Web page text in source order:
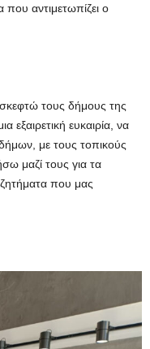
που αντιμετωπίζει ο
τους δήμους της
εξαιρετική ευκαιρία, να
με τους τοπικούς
μαζί τους για τα
που μας